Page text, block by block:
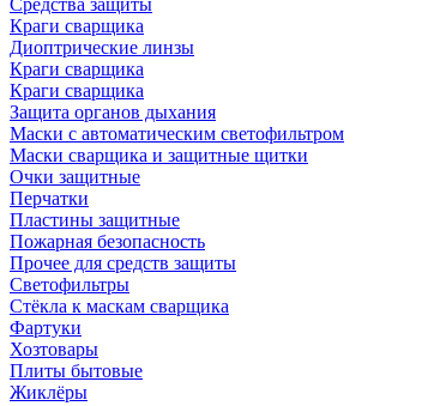
Средства защиты
Краги сварщика
Диоптрические линзы
Краги сварщика
Краги сварщика
Защита органов дыхания
Маски с автоматическим светофильтром
Маски сварщика и защитные щитки
Очки защитные
Перчатки
Пластины защитные
Пожарная безопасность
Прочее для средств защиты
Светофильтры
Стёкла к маскам сварщика
Фартуки
Хозтовары
Плиты бытовые
Жиклёры